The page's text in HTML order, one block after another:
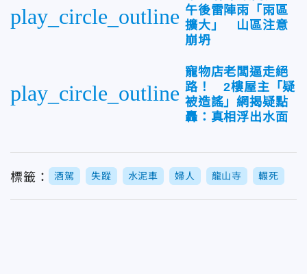
play_circle_outline 午後雷陣雨「雨區
擴大」 山區注意
崩坍
play_circle_outline
寵物店老闆逼走絕
路！ 2樓屋主「疑
被造謠」網揭疑點
轟：真相浮出水面
標籤： 酒駕 失蹤 水泥車 婦人 龍山寺 輾死